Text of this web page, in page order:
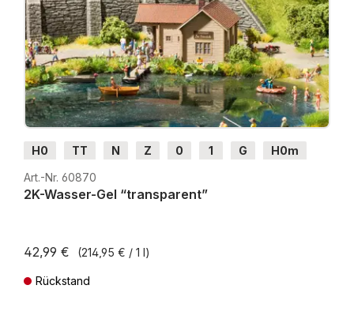
H0 TT N Z 0 1 G
H0m
H0e
Art.-Nr. 60870
2K-Wasser-Gel “transparent”
42,99 € (214,95 € / 1 l)
Rückstand